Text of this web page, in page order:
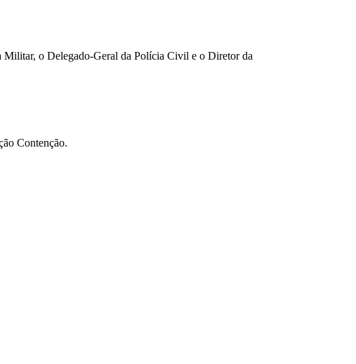
Militar, o Delegado-Geral da Polícia Civil e o Diretor da
Contenção.